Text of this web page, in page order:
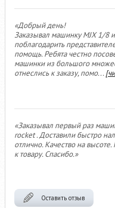
«Добрый день!
Заказывал машинку MJX 1/8
поблагодарить
помощь. Ребята честно
машинки из большого
отнеслись к заказу, помо...
«Заказывал первый раз
rocket . Доставили быстро
отлично. Качество на
к товару. Спасибо.»
Оставить отзыв